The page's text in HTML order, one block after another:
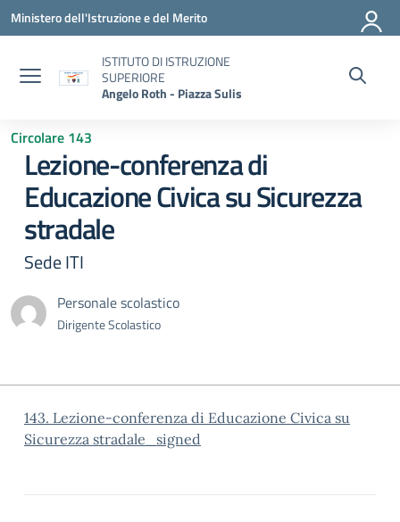
Vai ai contenuti
Vai al menu di navigazione
Vai al footer
Ministero dell'Istruzione e del Merito
ISTITUTO DI ISTRUZIONE
SUPERIORE
Angelo Roth - Piazza Sulis
Circolare 143
Lezione-conferenza di
Educazione Civica su Sicurezza
stradale
Sede ITI
Personale scolastico
Dirigente Scolastico
143. Lezione-conferenza di Educazione Civica su
Sicurezza stradale_signed